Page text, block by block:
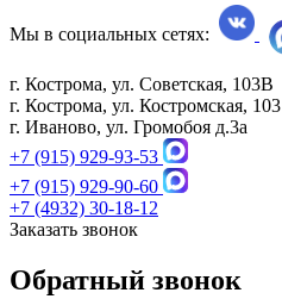
Мы в социальных сетях:
г. Кострома, ул. Советская, 103В
г. Кострома, ул. Костромская, 103
г. Иваново, ул. Громобоя д.3а
+7 (915) 929-93-53
+7 (915) 929-90-60
+7 (4932) 30-18-12
Заказать звонок
Обратный звонок